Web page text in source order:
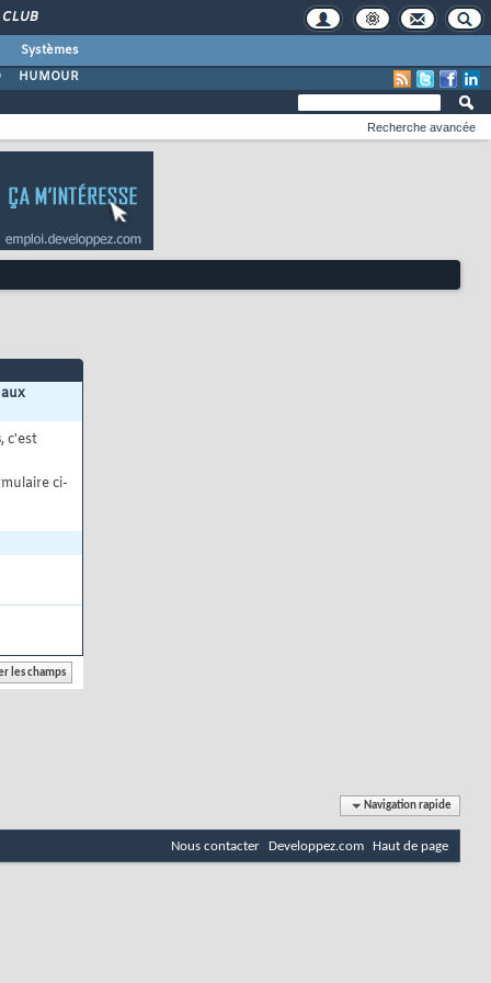
CLUB
Systèmes
HUMOUR
Recherche avancée
, c'est
ci-
Navigation rapide
Nous contacter Developpez.com Haut de page